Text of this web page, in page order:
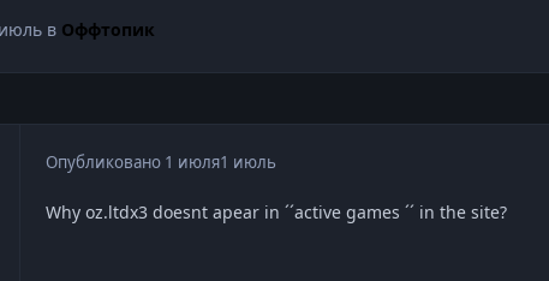
в Оффтопик
Опубликовано 1 июля1 июль
Why oz.ltdx3 doesnt apear in ´´active games ´´ in the site?